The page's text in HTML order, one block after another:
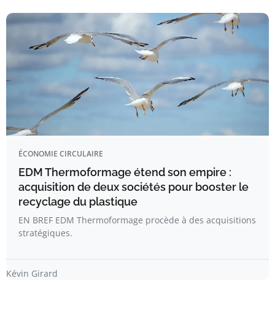
ÉCONOMIE CIRCULAIRE
EDM Thermoformage étend son empire :
acquisition de deux sociétés pour booster le
recyclage du plastique
EN BREF EDM Thermoformage procède à des acquisitions
stratégiques.
Kévin Girard